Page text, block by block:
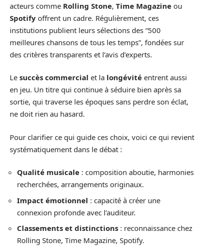
acteurs comme Rolling Stone, Time Magazine ou
Spotify offrent un cadre. Régulièrement, ces
institutions publient leurs sélections des “500
meilleures chansons de tous les temps”, fondées sur
des critères transparents et l’avis d’experts.
Le succès commercial et la longévité entrent aussi
en jeu. Un titre qui continue à séduire bien après sa
sortie, qui traverse les époques sans perdre son éclat,
ne doit rien au hasard.
Pour clarifier ce qui guide ces choix, voici ce qui revient
systématiquement dans le débat :
Qualité musicale : composition aboutie, harmonies
recherchées, arrangements originaux.
Impact émotionnel : capacité à créer une
connexion profonde avec l’auditeur.
Classements et distinctions : reconnaissance chez
Rolling Stone, Time Magazine, Spotify.